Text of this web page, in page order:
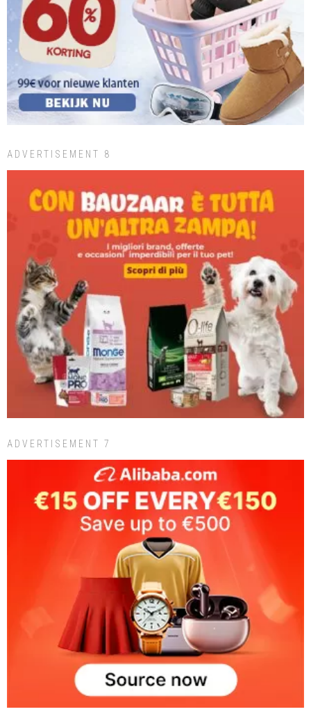
ADVERTISEMENT 8
ADVERTISEMENT 7